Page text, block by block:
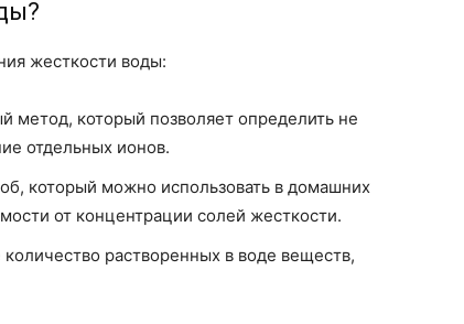
жесткости воды:
метод, который позволяет определить не
отдельных ионов.
который можно использовать в домашних
от концентрации солей жесткости.
растворенных в воде веществ,